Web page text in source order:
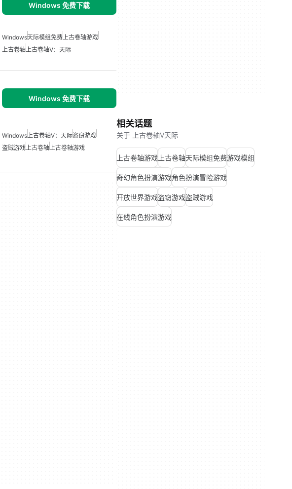
Windows 免费下载
Windows天际模组免费上古卷轴游戏
上古卷轴上古卷轴V：天际
Windows 免费下载
Windows 上古卷轴V：天际盗窃游戏
盗贼游戏 上古卷轴 上古卷轴游戏
相关话题
关于 上古卷轴V天际
上古卷轴游戏 上古卷轴天际模组免费游戏模组
奇幻角色扮演游戏角色扮演冒险游戏
开放世界游戏盗窃游戏盗贼游戏
在线角色扮演游戏